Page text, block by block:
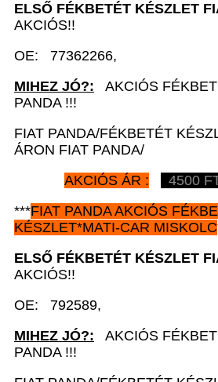
ELSŐ FÉKBETÉT KÉSZLET
AKCIÓS!!
OE: 77362266,
MIHEZ JÓ?: AKCIÓS
PANDA !!!
FIAT PANDA/FÉKBETÉT
ÁRON FIAT PANDA/
AKCIÓS ÁR :
4500
***FIAT PANDA AKCIÓS
KÉSZLET*MATI-CAR MISKOLC
ELSŐ FÉKBETÉT KÉSZLET
AKCIÓS!!
OE: 792589,
MIHEZ JÓ?: AKCIÓS
PANDA !!!